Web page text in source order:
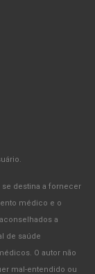
se destina a fornecer
médico e o
a
de saúde
O autor não
mal-entendido ou